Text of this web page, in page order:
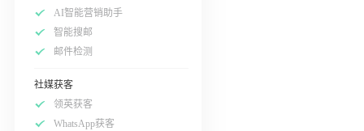
AI智能营销助手
智能搜邮
邮件检测
社媒获客
领英获客
WhatsApp获客